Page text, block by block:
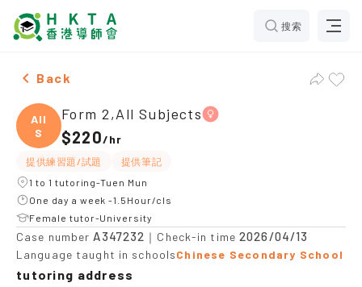
搜索
Female Form 2,All Subjects，Tuen Mun Tuition
Back
All
S
Form 2,All Subjects
$220/hr
提供練習題/試題
提供筆記
1 to 1 tutoring-Tuen Mun
One day a week -1.5Hour/cls
Female tutor-University
Case number A347232 ｜Check-in time2026/04/13
Language taught in schoolsChinese Secondary School
tutoring address